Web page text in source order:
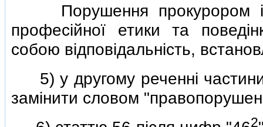
Порушення прокурором i
професiйної етики та
собою вiдповiдальнiсть,
5) у другому реченнi частини
замiнити словом
2